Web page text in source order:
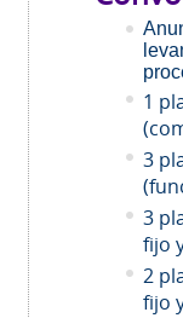
1
3
3
fijo
2
fijo